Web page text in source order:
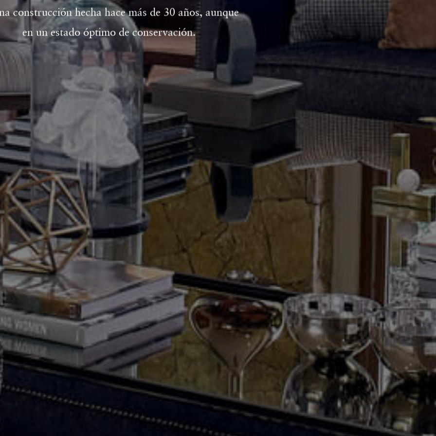
construcción hecha hace más de 30 años, aunque
en un estado óptimo de conservación.